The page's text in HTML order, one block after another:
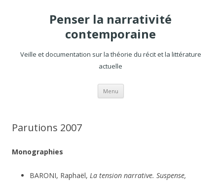
Penser la narrativité
contemporaine
Veille et documentation sur la théorie du récit et la littérature
actuelle
Menu Aller
contenu
Parutions 2007
Monographies
BARONI, Raphaël, La tension narrative. Suspense,